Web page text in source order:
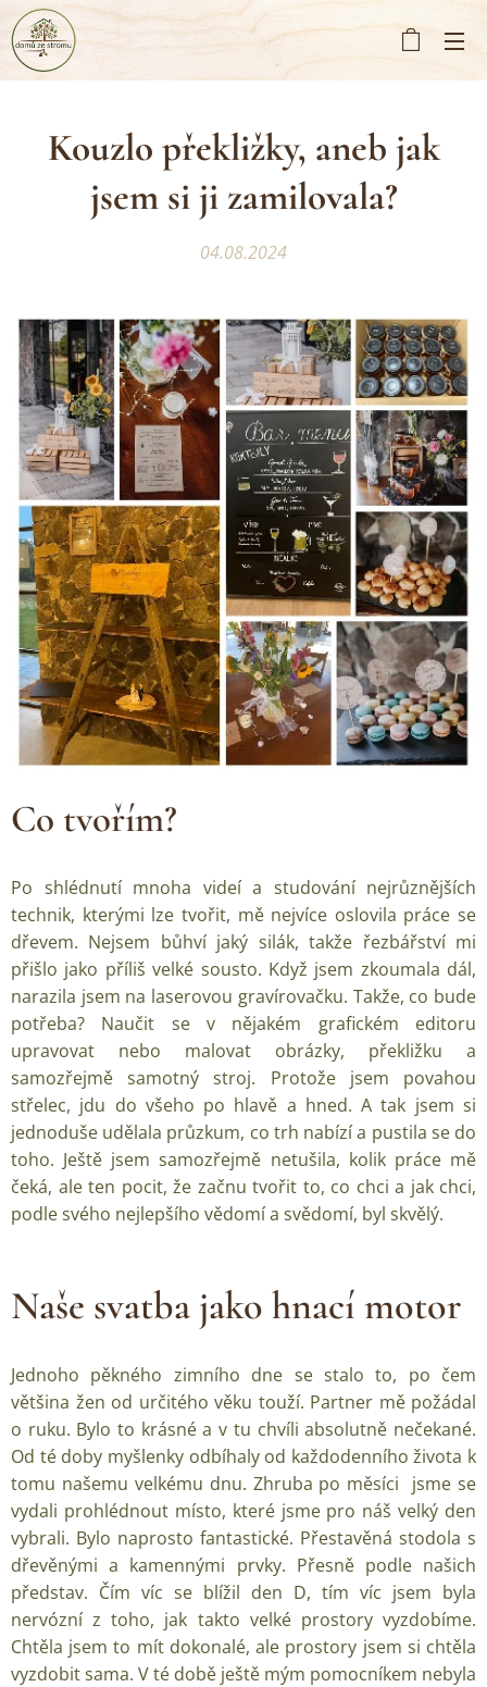
Kouzlo překližky, aneb jak
jsem si ji zamilovala?
04.08.2024
Co tvořím?
Po shlédnutí mnoha videí a studování nejrůznějších
technik, kterými lze tvořit, mě nejvíce oslovila práce se
dřevem. Nejsem bůhví jaký silák, takže řezbářství mi
přišlo jako příliš velké sousto. Když jsem zkoumala dál,
narazila jsem na laserovou gravírovačku. Takže, co bude
potřeba? Naučit se v nějakém grafickém editoru
upravovat nebo malovat obrázky, překližku a
samozřejmě samotný stroj. Protože jsem povahou
střelec, jdu do všeho po hlavě a hned. A tak jsem si
jednoduše udělala průzkum, co trh nabízí a pustila se do
toho. Ještě jsem samozřejmě netušila, kolik práce mě
čeká, ale ten pocit, že začnu tvořit to, co chci a jak chci,
podle svého nejlepšího vědomí a svědomí, byl skvělý.
Naše svatba jako hnací motor
Jednoho pěkného zimního dne se stalo to, po čem
většina žen od určitého věku touží. Partner mě požádal
o ruku. Bylo to krásné a v tu chvíli absolutně nečekané.
Od té doby myšlenky odbíhaly od každodenního života k
tomu našemu velkému dnu. Zhruba po měsíci jsme se
vydali prohlédnout místo, které jsme pro náš velký den
vybrali. Bylo naprosto fantastické. Přestavěná stodola s
dřevěnými a kamennými prvky. Přesně podle našich
představ. Čím víc se blížil den D, tím víc jsem byla
nervózní z toho, jak takto velké prostory vyzdobíme.
Chtěla jsem to mít dokonalé, ale prostory jsem si chtěla
vyzdobit sama. V té době ještě mým pomocníkem nebyla